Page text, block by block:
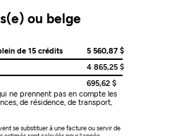
ou belge
de 15 crédits
5 560,87 $
4 865,25 $
695,62 $
ne prennent pas en compte les
de résidence, de transport,
se substituer à une facture ou servir de